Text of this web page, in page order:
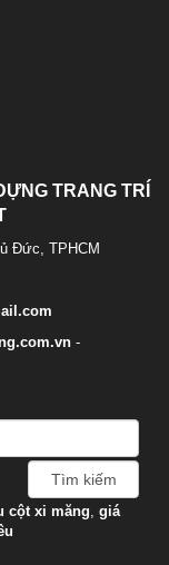
TRANG TRÍ
Đức, TPHCM
-
cột xi măng ,giá